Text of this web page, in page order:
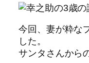
今回、妻が粋な
した。
サンタさんから